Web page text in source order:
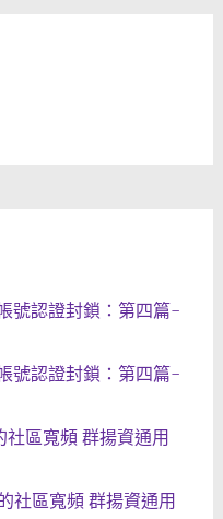
號認證封鎖：第四篇-
號認證封鎖：第四篇-
社區寬頻 群揚資通用
社區寬頻 群揚資通用